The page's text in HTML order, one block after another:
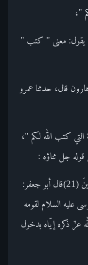
"،
يقول: معنى " كتب "
هارون قال، حدثنا عمرو
كتب الله لكم "،
قوله جل ثناؤه :
وَلا تَرْتَدُّوا عَلَى أَدْبَارِكُمْ فَتَنْقَلِبُوا خَاسِرِينَ (21)قال أبو جعفر:
عليه السلام لقومه
عزّ ذكره إيّاه بدخول